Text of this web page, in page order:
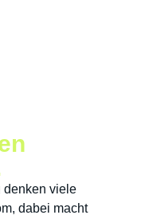
denken viele
dabei macht